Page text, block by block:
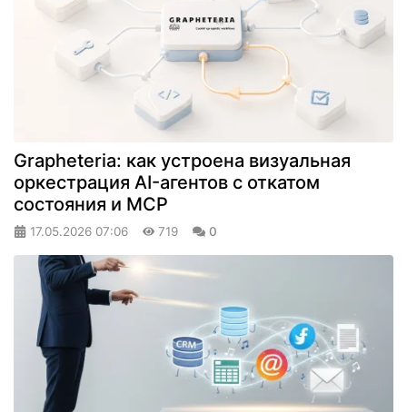
Grapheteria: как устроена визуальная
оркестрация AI-агентов с откатом
состояния и MCP
17.05.2026 07:06 719 0